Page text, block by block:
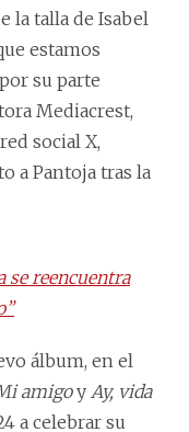
la talla de Isabel
estamos
su parte
Mediacrest,
social X,
a Pantoja tras la
se reencuentra
álbum, en el
amigoy Ay, vida
a celebrar su